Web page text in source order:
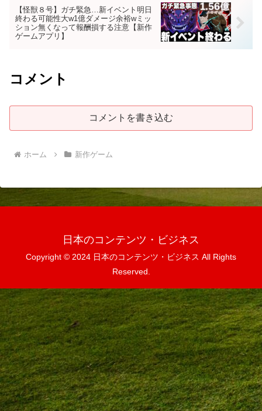
【怪獣８号】ガチ緊急…新イベント明日
終わる可能性大w1億ダメージ余裕wミッ
ション無くなって報酬損する注意【新作
ゲームアプリ】
コメント
コメントを書き込む
ホーム 新作ゲーム
日本のコンテンツ・ビジネス
Copyright © 2024 日本のコンテンツ・ビジネス All Rights
Reserved.